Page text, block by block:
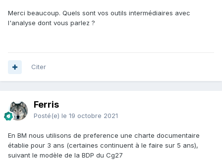
Merci beaucoup. Quels sont vos outils intermédiaires avec
l'analyse dont vous parlez ?
Citer
Ferris
Posté(e) le 19 octobre 2021
En BM nous utilisons de preference une charte documentaire
établie pour 3 ans (certaines continuent à le faire sur 5 ans),
suivant le modèle de la BDP du Cg27